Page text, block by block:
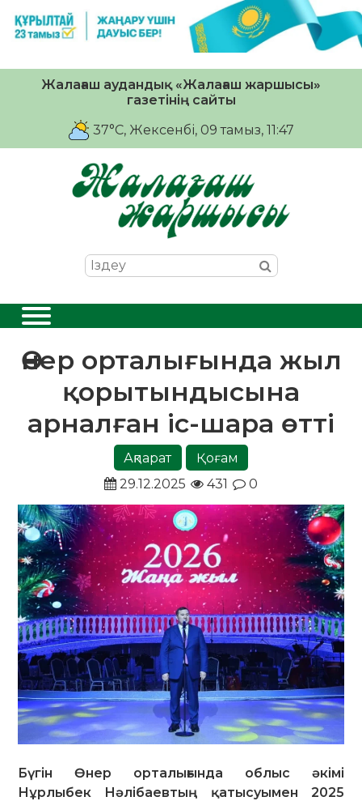
Жалағаш аудандық «Жалағаш жаршысы»
газетінің сайты
37°C, Жексенбі, 09 тамыз, 11:47
Өнер орталығында жыл
қорытындысына
арналған іс-шара өтті
Ақпарат
Қоғам
29.12.2025
431 0
Бүгін Өнер орталығында облыс әкімі
Нұрлыбек Нәлібаевтың қатысуымен 2025